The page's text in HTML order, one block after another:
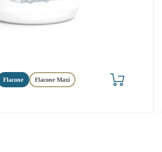
Flacone Flacone Maxi
Produkt bestellen